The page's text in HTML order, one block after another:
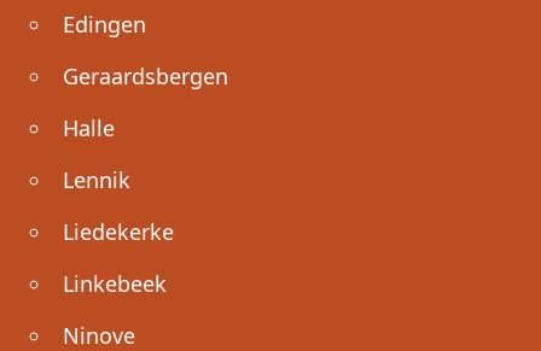
Edingen
Geraardsbergen
Halle
Lennik
Liedekerke
Linkebeek
Ninove